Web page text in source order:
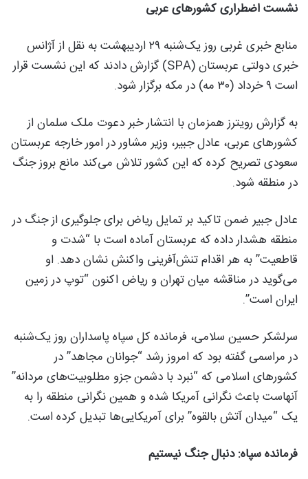
نشست اضطراری کشورهای عربی
منابع خبری غربی روز یک‌شنبه ۲۹ اردیبهشت به نقل از آژانس
خبری دولتی عربستان (SPA) گزارش دادند که این نشست قرار
است ۹ خرداد (۳۰ مه) در مکه برگزار شود.
به گزارش رویترز همزمان با انتشار خبر دعوت ملک سلمان از
کشورهای عربی، عادل جبیر، وزیر مشاور در امور خارجه عربستان
سعودی تصریح کرده که این کشور تلاش می‌کند مانع بروز جنگ
در منطقه شود.
عادل جبیر ضمن تاکید بر تمایل ریاض برای جلوگیری از جنگ در
منطقه هشدار داده که عربستان آماده است با “شدت و
قاطعیت” به هر اقدام تنش‌آفرینی واکنش نشان دهد. او
می‌گوید در مناقشه میان تهران و ریاض اکنون “توپ در زمین
ایران است”.
سرلشکر حسین سلامی، فرمانده کل سپاه پاسداران روز یک‌شنبه
در مراسمی گفته بود که امروز رشد “جوانان مجاهد” در
کشورهای اسلامی که “نبرد با دشمن جزو مطلوبیت‌های مردانه”
آنهاست باعث نگرانی آمریکا شده و همین نگرانی منطقه را به
یک “میدان آتش بالقوه” برای آمریکایی‌ها تبدیل کرده است.
فرمانده سپاه: دنبال جنگ نیستیم